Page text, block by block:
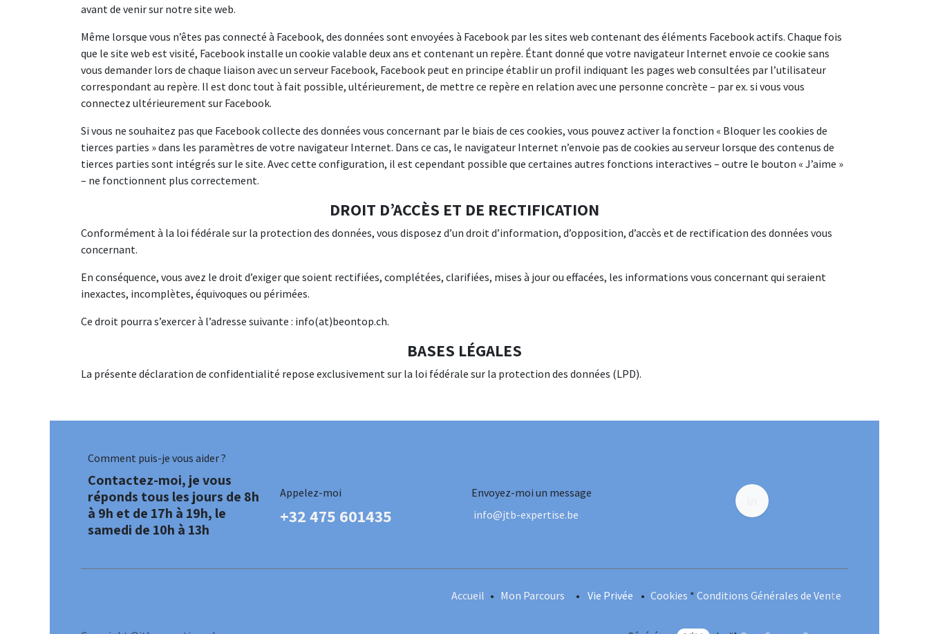
avant de venir sur notre site web.
Même lorsque vous n’êtes pas connecté à Facebook, des données sont envoyées à Facebook par les sites web contenant des éléments Facebook actifs. Chaque fois
que le site web est visité, Facebook installe un cookie valable deux ans et contenant un repère. Étant donné que votre navigateur Internet envoie ce cookie sans
vous demander lors de chaque liaison avec un serveur Facebook, Facebook peut en principe établir un profil indiquant les pages web consultées par l’utilisateur
correspondant au repère. Il est donc tout à fait possible, ultérieurement, de mettre ce repère en relation avec une personne concrète – par ex. si vous vous
connectez ultérieurement sur Facebook.
Si vous ne souhaitez pas que Facebook collecte des données vous concernant par le biais de ces cookies, vous pouvez activer la fonction « Bloquer les cookies de
tierces parties » dans les paramètres de votre navigateur Internet. Dans ce cas, le navigateur Internet n’envoie pas de cookies au serveur lorsque des contenus de
tierces parties sont intégrés sur le site. Avec cette configuration, il est cependant possible que certaines autres fonctions interactives – outre le bouton « J’aime »
– ne fonctionnent plus correctement.
DROIT D’ACCÈS ET DE RECTIFICATION
Conformément à la loi fédérale sur la protection des données, vous disposez d’un droit d’information, d’opposition, d’accès et de rectification des données vous
concernant.
En conséquence, vous avez le droit d’exiger que soient rectifiées, complétées, clarifiées, mises à jour ou effacées, les informations vous concernant qui seraient
inexactes, incomplètes, équivoques ou périmées.
Ce droit pourra s’exercer à l’adresse suivante : info(at)beontop.ch.
BASES LÉGALES
La présente déclaration de confidentialité repose exclusivement sur la loi fédérale sur la protection des données (LPD).
Comment puis-je vous aider ?
Contactez-moi, je vous
réponds tous les jours de 8h
à 9h et de 17h à 19h, le
samedi de 10h à 13h
Appelez-moi
+32 475 601435
Envoyez-moi un message
info@jtb-expertise.be
Accueil • Mon Parcours • Vie Privée • Cookies * Conditions Générales de Vente